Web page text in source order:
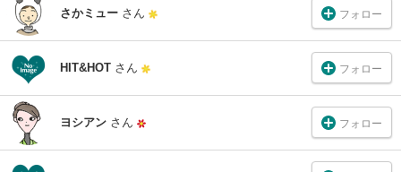
さかミュー さん フォロー
HIT&HOT さん フォロー
ヨシアン さん フォロー